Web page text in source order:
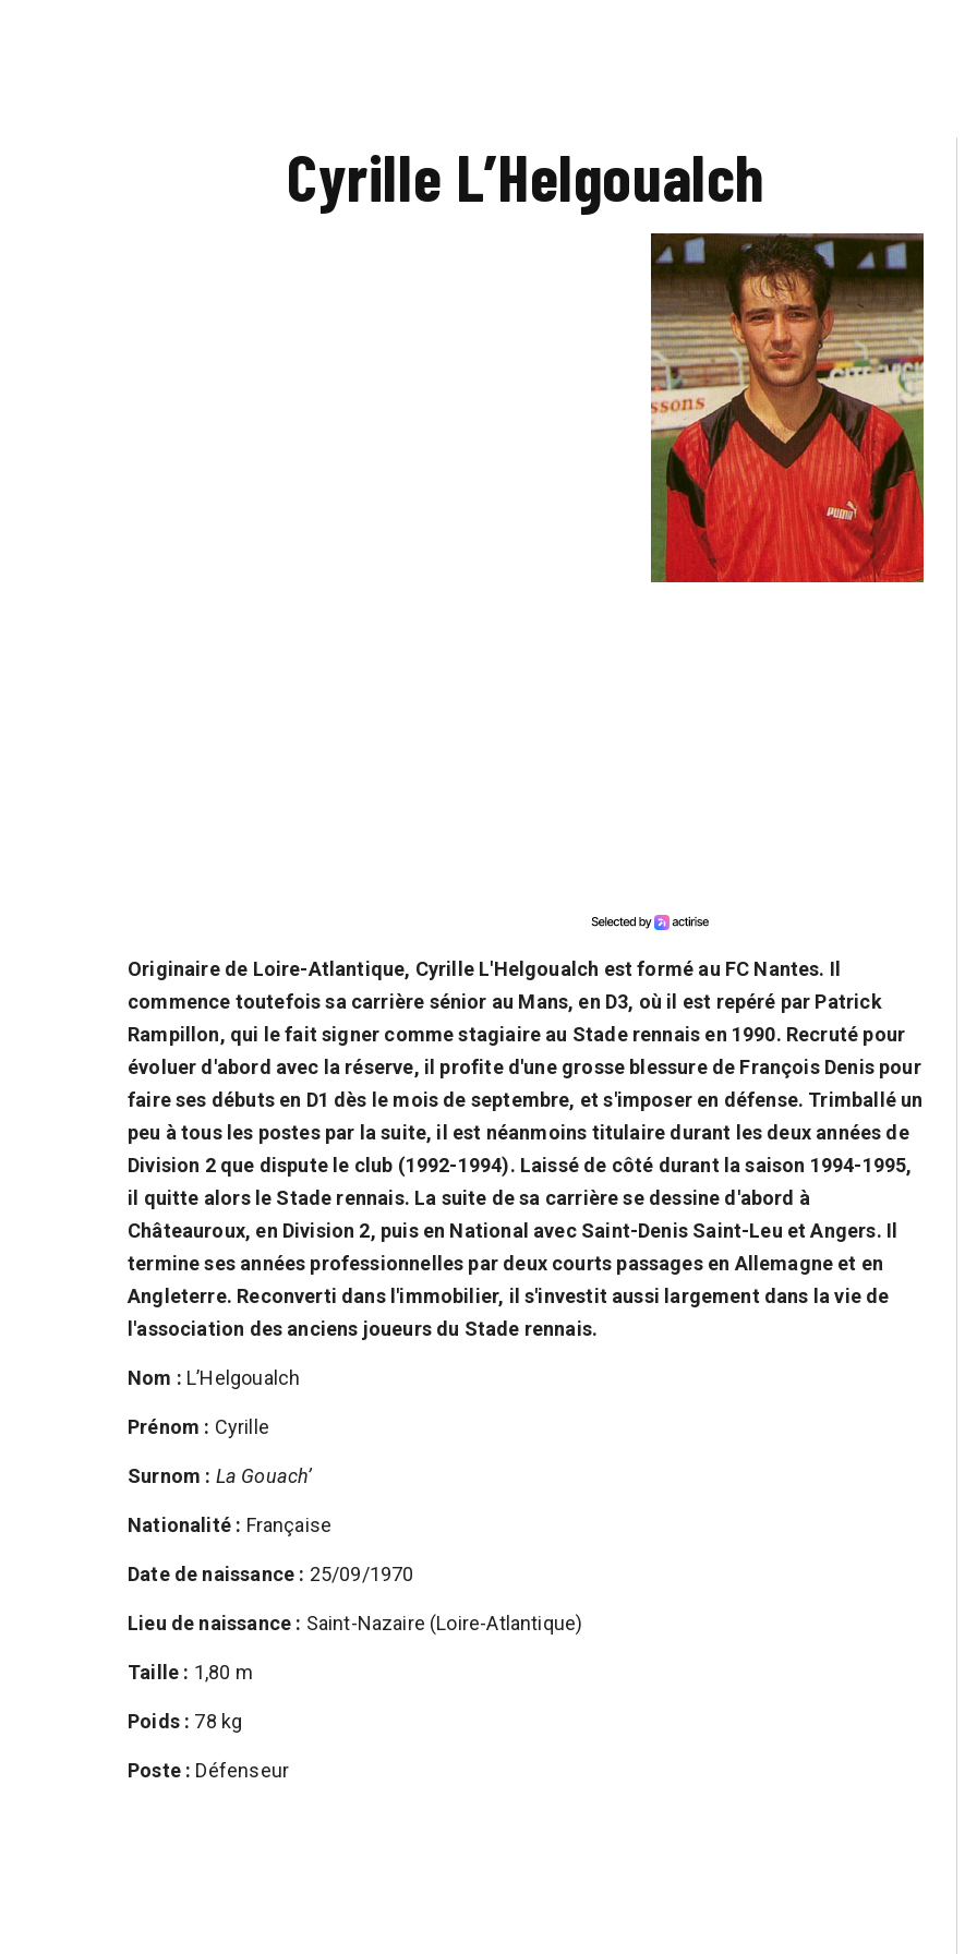
Cyrille L’Helgoualch
Originaire de Loire-Atlantique, Cyrille L'Helgoualch est formé au FC Nantes. Il
commence toutefois sa carrière sénior au Mans, en D3, où il est repéré par Patrick
Rampillon, qui le fait signer comme stagiaire au Stade rennais en 1990. Recruté pour
évoluer d'abord avec la réserve, il profite d'une grosse blessure de François Denis pour
faire ses débuts en D1 dès le mois de septembre, et s'imposer en défense. Trimballé un
peu à tous les postes par la suite, il est néanmoins titulaire durant les deux années de
Division 2 que dispute le club (1992-1994). Laissé de côté durant la saison 1994-1995,
il quitte alors le Stade rennais. La suite de sa carrière se dessine d'abord à
Châteauroux, en Division 2, puis en National avec Saint-Denis Saint-Leu et Angers. Il
termine ses années professionnelles par deux courts passages en Allemagne et en
Angleterre. Reconverti dans l'immobilier, il s'investit aussi largement dans la vie de
l'association des anciens joueurs du Stade rennais.
Nom : L’Helgoualch
Prénom : Cyrille
Surnom : La Gouach’
Nationalité : Française
Date de naissance : 25/09/1970
Lieu de naissance : Saint-Nazaire (Loire-Atlantique)
Taille : 1,80 m
Poids : 78 kg
Poste : Défenseur